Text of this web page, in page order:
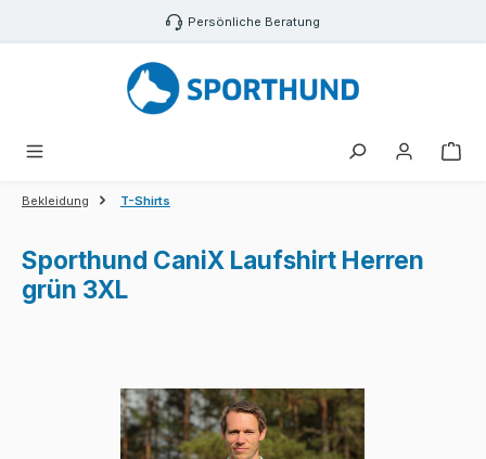
Zum Hauptinhalt springen Persönliche Beratung
Bekleidung T-Shirts
Sporthund CaniX Laufshirt Herren
grün 3XL
Bildergalerie überspringen